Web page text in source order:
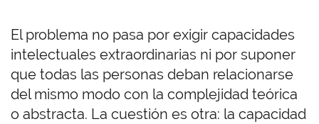
El problema no pasa por exigir capacidades
intelectuales extraordinarias ni por suponer
que todas las personas deban relacionarse
del mismo modo con la complejidad teórica
o abstracta. La cuestión es otra: la capacidad